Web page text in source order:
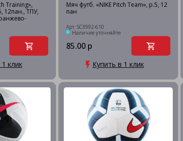
Training»,
12пан., ТПУ,
клик
Мяч футб. «NIKE Pitch Team», р.5, 12
пан
Арт: SC3992-610
Наличие уточняйте
85.00 р
Купить в 1 клик